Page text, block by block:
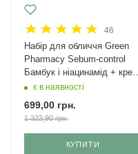
46
Набір для обличчя Green
Рharmacy Sebum-control
Бамбук і ніацинамід + крем
з SPF 50
є в наявності
699,00 грн.
1 323,90грн.
КУПИТИ